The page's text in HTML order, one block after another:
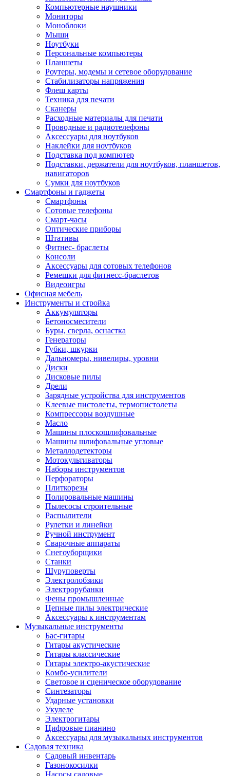
Компьютерные наушники
Мониторы
Моноблоки
Мыши
Ноутбуки
Персональные компьютеры
Планшеты
Роутеры, модемы и сетевое оборудование
Стабилизаторы напряжения
Флеш карты
Техника для печати
Сканеры
Расходные материалы для печати
Проводные и радиотелефоны
Аксессуары для ноутбуков
Наклейки для ноутбуков
Подставка под компютер
Подставки, держатели для ноутбуков, планшетов,
навигаторов
Сумки для ноутбуков
Смартфоны и гаджеты
Смартфоны
Сотовые телефоны
Смарт-часы
Оптические приборы
Штативы
Фитнес- браслеты
Консоли
Аксессуары для сотовых телефонов
Ремешки для фитнесс-браслетов
Видеоигры
Офисная мебель
Инструменты и стройка
Аккумуляторы
Бетоносмесители
Буры, сверла, оснастка
Генераторы
Губки, шкурки
Дальномеры, нивелиры, уровни
Диски
Дисковые пилы
Дрели
Зарядные устройства для инструментов
Клеевые пистолеты, термопистолеты
Компрессоры воздушные
Масло
Машины плоскошлифовальные
Машины шлифовальные угловые
Металлодетекторы
Мотокультиваторы
Наборы инструментов
Перфораторы
Плиткорезы
Полировальные машины
Пылесосы строительные
Распылители
Рулетки и линейки
Ручной инструмент
Сварочные аппараты
Снегоуборщики
Станки
Шуруповерты
Электролобзики
Электрорубанки
Фены промышленные
Цепные пилы электрические
Аксессуары к инструментам
Музыкальные инструменты
Бас-гитары
Гитары акустические
Гитары классические
Гитары электро-акустические
Комбо-усилители
Световое и сценическое оборудование
Синтезаторы
Ударные установки
Укулеле
Электрогитары
Цифровые пианино
Аксессуары для музыкальных инструментов
Садовая техника
Садовый инвентарь
Газонокосилки
Насосы садовые